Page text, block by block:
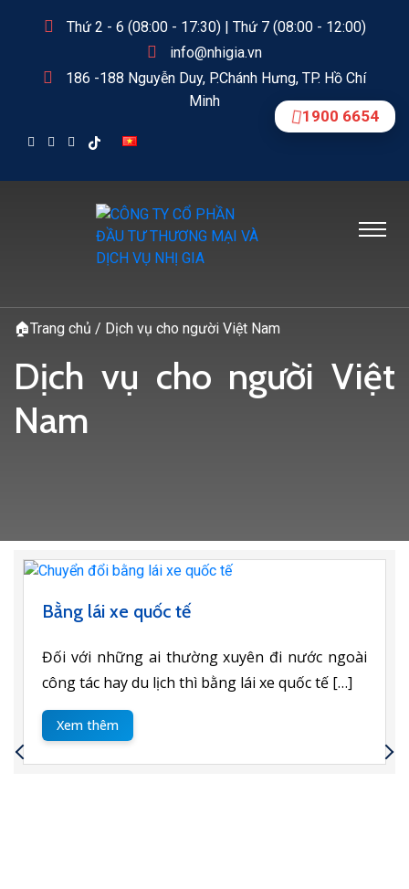
Thứ 2 - 6 (08:00 - 17:30) | Thứ 7 (08:00 - 12:00)
info@nhigia.vn
186 -188 Nguyễn Duy, P.Chánh Hưng, TP. Hồ Chí
Minh
🏠Trang chủ / Dịch vụ cho người Việt Nam
Dịch vụ cho người Việt
Nam
Bằng lái xe quốc tế
Đối với những ai thường xuyên đi nước ngoài
công tác hay du lịch thì bằng lái xe quốc tế […]
Xem thêm
1900 6654